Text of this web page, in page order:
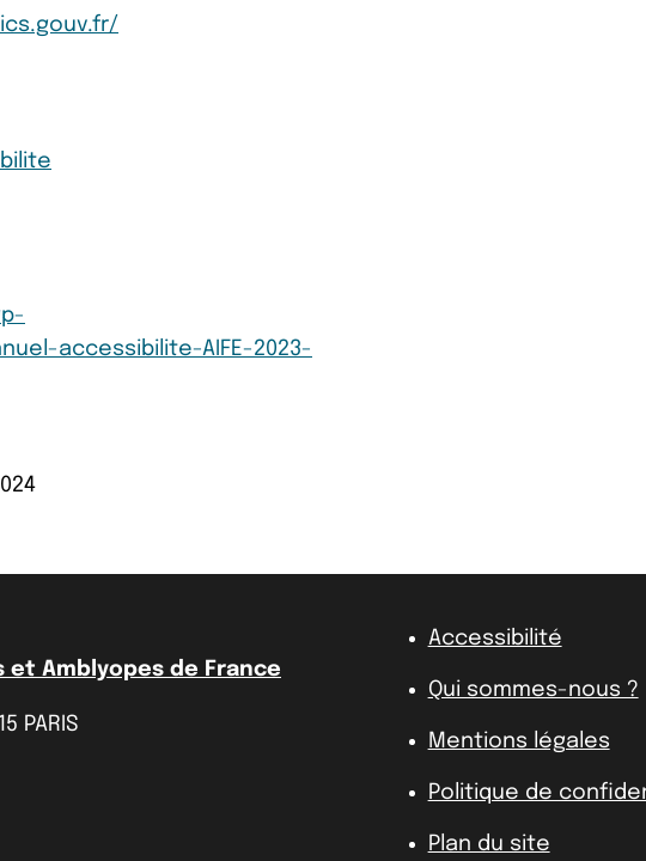
accessibilite-AIFE-2023-
et Amblyopes de France
PARIS
Accessibilité
Qui sommes-nous ?
Mentions légales
Politique de
Plan du site